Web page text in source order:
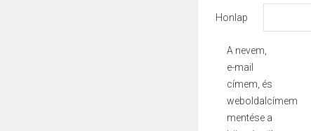
Honlap
A nevem,
e-mail
címem, és
weboldalcímem
mentése a